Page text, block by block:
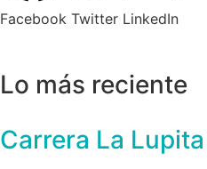
Facebook Twitter LinkedIn
Lo más reciente
Carrera La